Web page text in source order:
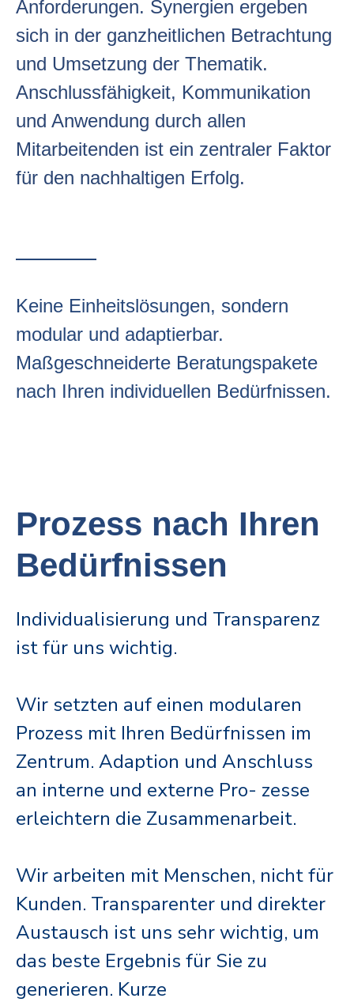
Anforderungen. Synergien ergeben
sich in der ganzheitlichen Betrachtung
und Umsetzung der Thematik.
Anschlussfähigkeit, Kommunikation
und Anwendung durch allen
Mitarbeitenden ist ein zentraler Faktor
für den nachhaltigen Erfolg.
Keine Einheitslösungen, sondern
modular und adaptierbar.
Maßgeschneiderte Beratungspakete
nach Ihren individuellen Bedürfnissen.
Prozess nach Ihren
Bedürfnissen
Individualisierung und Transparenz
ist für uns wichtig.
Wir setzten auf einen modularen
Prozess mit Ihren Bedürfnissen im
Zentrum. Adaption und Anschluss
an interne und externe Pro- zesse
erleichtern die Zusammenarbeit.
Wir arbeiten mit Menschen, nicht für
Kunden. Transparenter und direkter
Austausch ist uns sehr wichtig, um
das beste Ergebnis für Sie zu
generieren. Kurze